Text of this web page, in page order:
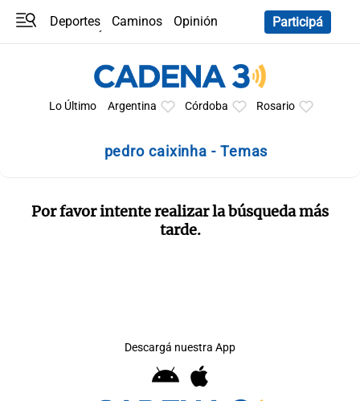
Deportes Caminos
Opinión
Participá
Lo Último Argentina Córdoba Rosario
pedro caixinha - Temas
Por favor intente realizar la búsqueda más
tarde.
Descargá nuestra App